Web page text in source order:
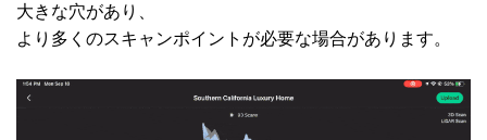
大きな穴があり、
より多くのスキャンポイントが必要な場合があります。